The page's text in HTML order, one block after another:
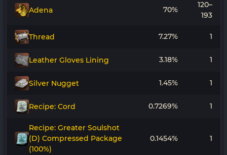
Adena 70%
120–
193
Thread 7.27% 1
Leather Gloves Lining 3.18% 1
Silver Nugget 1.45% 1
Recipe: Cord 0.7269% 1
Recipe: Greater Soulshot
(D) Compressed Package
(100%)
0.1454% 1